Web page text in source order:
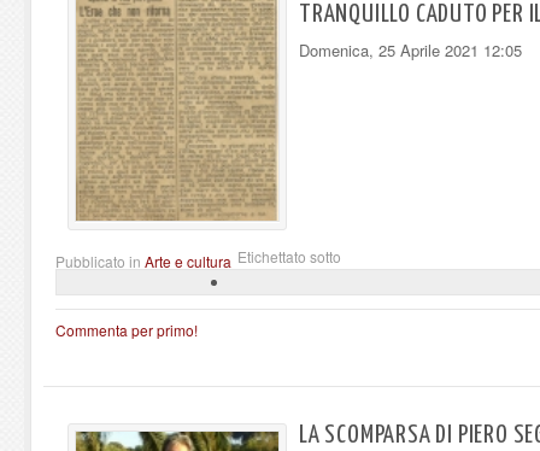
TRANQUILLO CADUTO PER
Domenica, 25 Aprile 2021 12:05
Pubblicato in Arte e cultura Etichettato sotto
Commenta per primo!
LA SCOMPARSA DI PIERO